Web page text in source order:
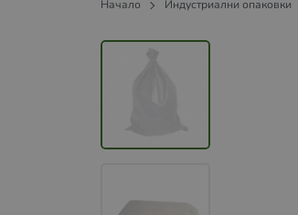
Начало Индустриални опаковки